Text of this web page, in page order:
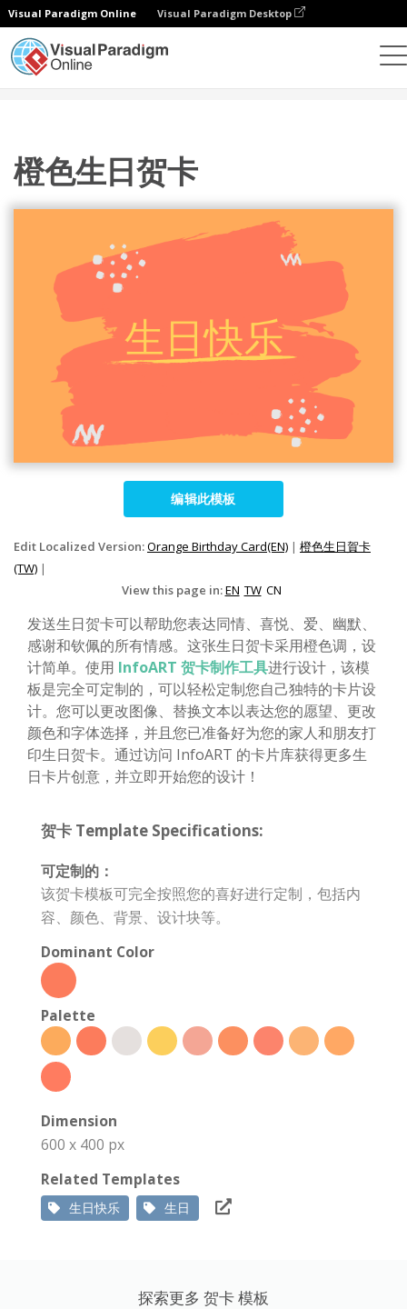
Visual Paradigm Online Visual Paradigm Desktop
橙色生日贺卡
编辑此模板
Edit Localized Version:Orange Birthday Card(EN) | 橙色生日賀卡
(TW) |
View this page in:EN TW CN
发送生日贺卡可以帮助您表达同情、喜悦、爱、幽默、
感谢和钦佩的所有情感。这张生日贺卡采用橙色调，设
计简单。使用 InfoART 贺卡制作工具进行设计，该模
板是完全可定制的，可以轻松定制您自己独特的卡片设
计。您可以更改图像、替换文本以表达您的愿望、更改
颜色和字体选择，并且您已准备好为您的家人和朋友打
印生日贺卡。通过访问 InfoART 的卡片库获得更多生
日卡片创意，并立即开始您的设计！
贺卡 Template Specifications:
可定制的：
该贺卡模板可完全按照您的喜好进行定制，包括内
容、颜色、背景、设计块等。
Dominant Color
Palette
Dimension
600 x 400 px
Related Templates
生日快乐 生日
探索更多 贺卡 模板